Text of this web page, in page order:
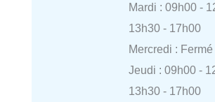
Mardi : 09h00 -
13h30 - 17h00
Mercredi : Fermé
Jeudi : 09h00 -
13h30 - 17h00